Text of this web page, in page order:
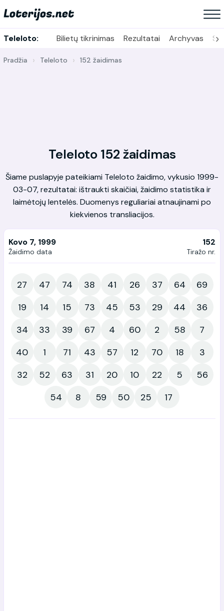
Teleloto: Bilietų tikrinimas Rezultatai Archyvas ›
Pradžia Teleloto 152 žaidimas
Teleloto 152 žaidimas
Šiame puslapyje pateikiami Teleloto žaidimo, vykusio 1999-
03-07, rezultatai: ištraukti skaičiai, žaidimo statistika ir
laimėtojų lentelės. Duomenys reguliariai atnaujinami po
kiekvienos transliacijos.
Kovo 7, 1999
Žaidimo data
152
Tiražo nr.
27 47 74 38 41 26 37 64
69
19
14 15 73 45 53 29 44
36
34
33 39 67 4 60 2 58
7
40
1 71 43 57 12 70 18
3
32
52 63 31 20 10 22 5
56
54
8 59 50 25 17